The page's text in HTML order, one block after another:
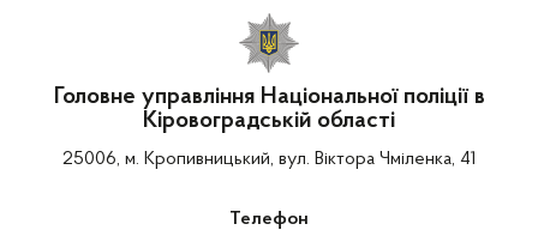
Головне управління Національної поліції в
Кіровоградській області
25006, м. Кропивницький, вул. Віктора Чміленка, 41
Телефон